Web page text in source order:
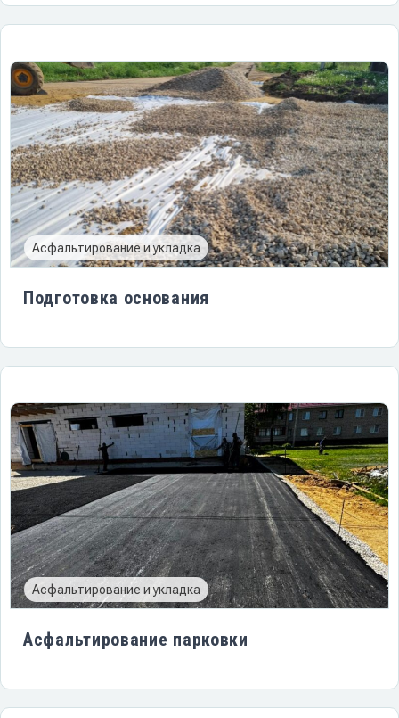
Асфальтирование и укладка
Подготовка основания
Асфальтирование и укладка
Асфальтирование парковки